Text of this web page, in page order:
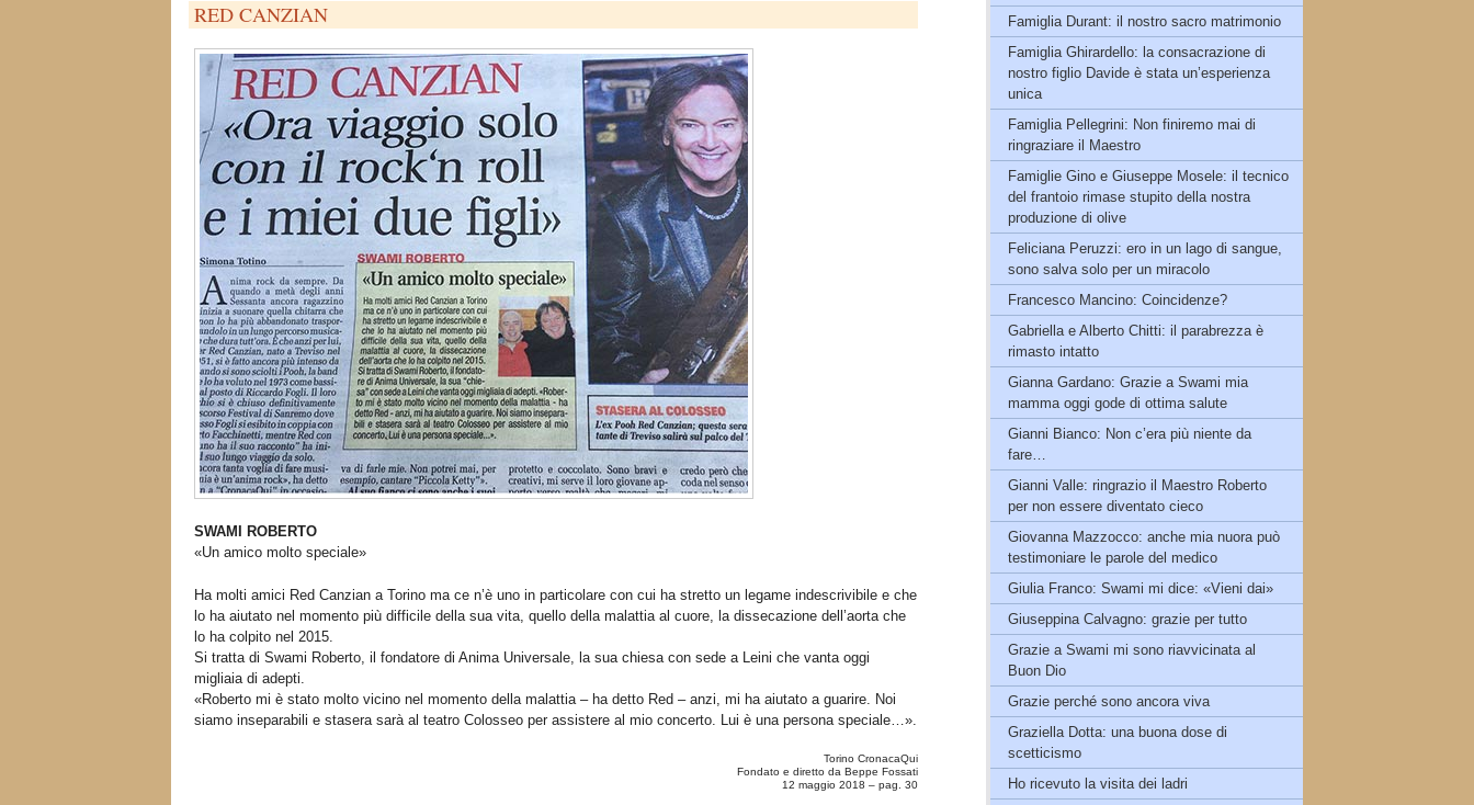
RED CANZIAN
SWAMI ROBERTO
«Un amico molto speciale»
Ha molti amici Red Canzian a Torino ma ce n’è uno in particolare con cui ha stretto un legame indescrivibile e che
lo ha aiutato nel momento più difficile della sua vita, quello della malattia al cuore, la dissecazione dell’aorta che
lo ha colpito nel 2015.
Si tratta di Swami Roberto, il fondatore di Anima Universale, la sua chiesa con sede a Leini che vanta oggi
migliaia di adepti.
«Roberto mi è stato molto vicino nel momento della malattia – ha detto Red – anzi, mi ha aiutato a guarire. Noi
siamo inseparabili e stasera sarà al teatro Colosseo per assistere al mio concerto. Lui è una persona speciale…».
Torino CronacaQui
Fondato e diretto da Beppe Fossati
12 maggio 2018 – pag. 30
Famiglia Durant: il nostro sacro matrimonio
Famiglia Ghirardello: la consacrazione di
nostro figlio Davide è stata un’esperienza
unica
Famiglia Pellegrini: Non finiremo mai di
ringraziare il Maestro
Famiglie Gino e Giuseppe Mosele: il tecnico
del frantoio rimase stupito della nostra
produzione di olive
Feliciana Peruzzi: ero in un lago di sangue,
sono salva solo per un miracolo
Francesco Mancino: Coincidenze?
Gabriella e Alberto Chitti: il parabrezza è
rimasto intatto
Gianna Gardano: Grazie a Swami mia
mamma oggi gode di ottima salute
Gianni Bianco: Non c’era più niente da
fare…
Gianni Valle: ringrazio il Maestro Roberto
per non essere diventato cieco
Giovanna Mazzocco: anche mia nuora può
testimoniare le parole del medico
Giulia Franco: Swami mi dice: «Vieni dai»
Giuseppina Calvagno: grazie per tutto
Grazie a Swami mi sono riavvicinata al
Buon Dio
Grazie perché sono ancora viva
Graziella Dotta: una buona dose di
scetticismo
Ho ricevuto la visita dei ladri